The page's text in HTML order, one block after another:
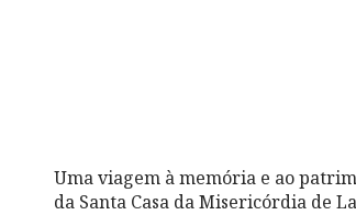
Uma viagem à memória e ao
da Santa Casa da Misericórdia de